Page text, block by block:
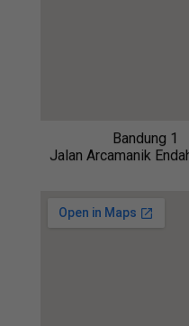
Bandung 1
Jalan Arcamanik